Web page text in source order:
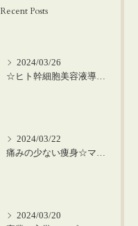
Recent Posts
2024/03/26
2024/03/22
2024/03/20